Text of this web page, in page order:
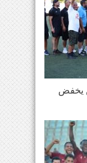
يخفض